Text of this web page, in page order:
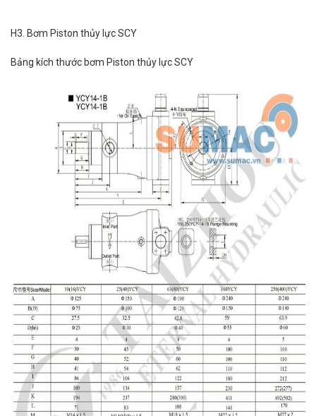
H3. Bơm Piston thủy lực SCY
Bảng kích thước bơm Piston thủy lực SCY